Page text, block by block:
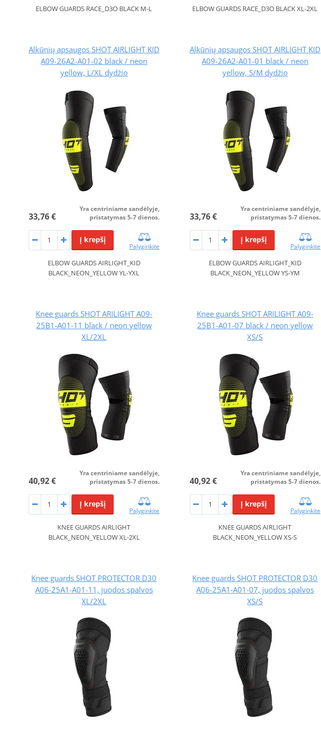
ELBOW GUARDS RACE_D3O BLACK M-L ELBOW GUARDS RACE_D3O BLACK XL-2XL
Alkūnių apsaugos SHOT AIRLIGHT KID
A09-26A2-A01-02 black / neon
yellow, L/XL dydžio
33,76 €
Yra centriniame sandėlyje,
pristatymas 5-7 dienos.
Į krepšį
Palyginkite
ELBOW GUARDS AIRLIGHT_KID
BLACK_NEON_YELLOW YL-YXL
Alkūnių apsaugos SHOT AIRLIGHT KID
A09-26A2-A01-01 black / neon
yellow, S/M dydžio
33,76 €
Yra centriniame sandėlyje,
pristatymas 5-7 dienos.
Į krepšį
Palyginkite
ELBOW GUARDS AIRLIGHT_KID
BLACK_NEON_YELLOW YS-YM
Knee guards SHOT ARILIGHT A09-
25B1-A01-11 black / neon yellow
XL/2XL
40,92 €
Yra centriniame sandėlyje,
pristatymas 5-7 dienos.
Į krepšį
Palyginkite
KNEE GUARDS AIRLIGHT
BLACK_NEON_YELLOW XL-2XL
Knee guards SHOT ARILIGHT A09-
25B1-A01-07 black / neon yellow
XS/S
40,92 €
Yra centriniame sandėlyje,
pristatymas 5-7 dienos.
Į krepšį
Palyginkite
KNEE GUARDS AIRLIGHT
BLACK_NEON_YELLOW XS-S
Knee guards SHOT PROTECTOR D30
A06-25A1-A01-11, juodos spalvos
XL/2XL
Knee guards SHOT PROTECTOR D30
A06-25A1-A01-07, juodos spalvos
XS/S